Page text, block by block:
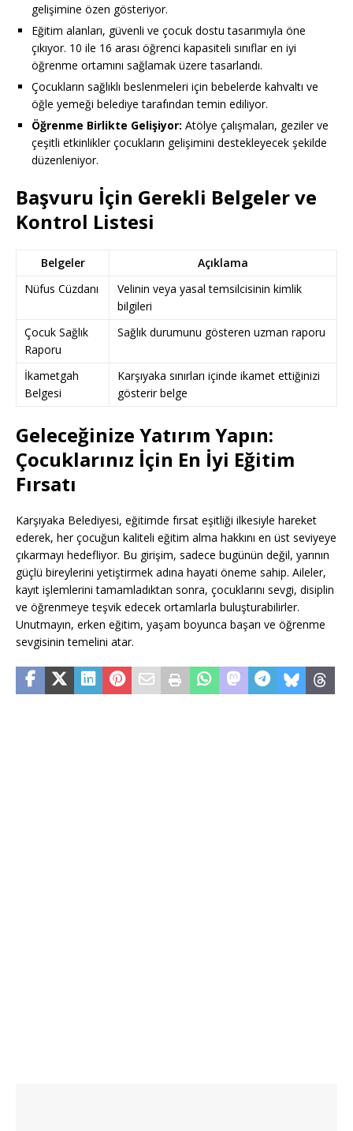
gelişimine özen gösteriyor.
Eğitim alanları, güvenli ve çocuk dostu tasarımıyla öne
çıkıyor. 10 ile 16 arası öğrenci kapasiteli sınıflar en iyi
öğrenme ortamını sağlamak üzere tasarlandı.
Çocukların sağlıklı beslenmeleri için bebelerde kahvaltı ve
öğle yemeği belediye tarafından temin ediliyor.
Öğrenme Birlikte Gelişiyor: Atölye çalışmaları, geziler ve
çeşitli etkinlikler çocukların gelişimini destekleyecek şekilde
düzenleniyor.
Başvuru İçin Gerekli Belgeler ve
Kontrol Listesi
Belgeler
Açıklama
Nüfus Cüzdanı
Velinin veya yasal temsilcisinin kimlik
bilgileri
Çocuk Sağlık
Raporu
Sağlık durumunu gösteren uzman raporu
İkametgah
Belgesi
Karşıyaka sınırları içinde ikamet ettiğinizi
gösterir belge
Geleceğinize Yatırım Yapın:
Çocuklarınız İçin En İyi Eğitim
Fırsatı
Karşıyaka Belediyesi, eğitimde fırsat eşitliği ilkesiyle hareket
ederek, her çocuğun kaliteli eğitim alma hakkını en üst seviyeye
çıkarmayı hedefliyor. Bu girişim, sadece bugünün değil, yarının
güçlü bireylerini yetiştirmek adına hayati öneme sahip. Aileler,
kayıt işlemlerini tamamladıktan sonra, çocuklarını sevgi, disiplin
ve öğrenmeye teşvik edecek ortamlarla buluşturabilirler.
Unutmayın, erken eğitim, yaşam boyunca başarı ve öğrenme
sevgisinin temelini atar.